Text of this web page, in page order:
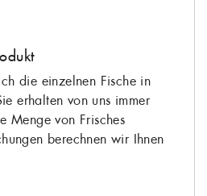
die einzelnen Fische in
erhalten von uns immer
Menge von Frisches
berechnen wir Ihnen